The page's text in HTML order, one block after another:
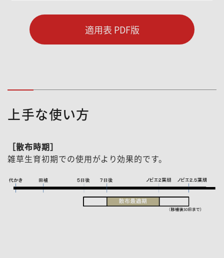
適用表 PDF版
上手な使い方
［散布時期］
雑草生育初期での使用がより効果的です。